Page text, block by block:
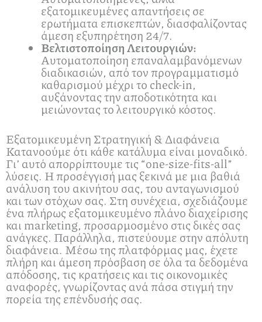
εξατομικευμένες απαντήσεις σε
ερωτήματα επισκεπτών, διασφαλίζοντας
άμεση εξυπηρέτηση 24/7.
Βελτιστοποίηση Λειτουργιών:
Αυτοματοποίηση επαναλαμβανόμενων
διαδικασιών, από τον προγραμματισμό
καθαρισμού μέχρι το check-in,
αυξάνοντας την αποδοτικότητα και
μειώνοντας το λειτουργικό κόστος.
Εξατομικευμένη Στρατηγική & Διαφάνεια
Κατανοούμε ότι κάθε κατάλυμα είναι μοναδικό.
Γι’ αυτό απορρίπτουμε τις “one-size-fits-all”
λύσεις. Η προσέγγισή μας ξεκινά με μια βαθιά
ανάλυση του ακινήτου σας, του ανταγωνισμού
και των στόχων σας. Στη συνέχεια, σχεδιάζουμε
ένα πλήρως εξατομικευμένο πλάνο διαχείρισης
και marketing, προσαρμοσμένο στις δικές σας
ανάγκες. Παράλληλα, πιστεύουμε στην απόλυτη
διαφάνεια. Μέσω της πλατφόρμας μας, έχετε
πλήρη και άμεση πρόσβαση σε όλα τα δεδομένα
απόδοσης, τις κρατήσεις και τις οικονομικές
αναφορές, γνωρίζοντας ανά πάσα στιγμή την
πορεία της επένδυσής σας.